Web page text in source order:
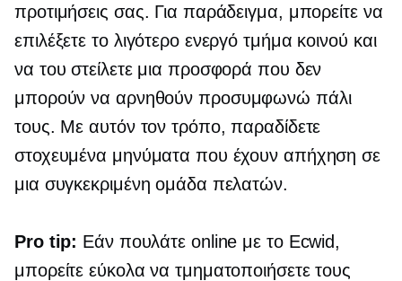
προτιμήσεις σας. Για παράδειγμα, μπορείτε να
επιλέξετε το λιγότερο ενεργό τμήμα κοινού και
να του στείλετε μια προσφορά που δεν
μπορούν να αρνηθούν προσυμφωνώ πάλι
τους. Με αυτόν τον τρόπο, παραδίδετε
στοχευμένα μηνύματα που έχουν απήχηση σε
μια συγκεκριμένη ομάδα πελατών.
Pro tip: Εάν πουλάτε online με το Ecwid,
μπορείτε εύκολα να τμηματοποιήσετε τους